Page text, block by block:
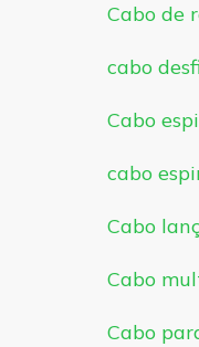
Cabo de
cabo
Cabo
cabo
Cabo
Cabo
Cabo